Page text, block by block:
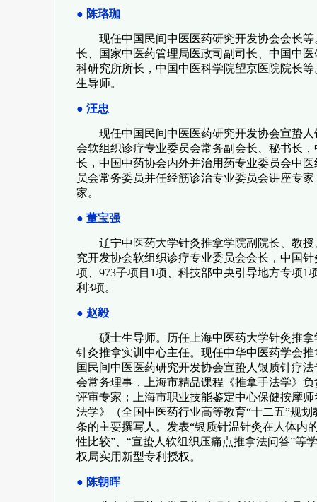
● 陈珞珈
现任中国民间中医医药研究开发协会会长
长、国家中医药管理局医政司副司长、中国中
科研究所所长，中国中医科学院望京医院院长
生导师。
● 汪忠
现任中国民间中医医药研究开发协会宣蛰
会软组织诊疗专业委员会常务副会长、秘书长
长，中国中药协会内外并治用药专业委员会中
员会常务委员并任经筋诊治专业委员会讲座专
家。
● 董宝强
辽宁中医药大学针灸推拿学院副院长、教
究开发协会软组织诊疗专业委员会会长，中国
项、 973子项目 1项、科技部中央引导地方专项1
利 3项。
● 赵毅
硕士生导师。历任上海中医药大学针灸推
针灸推拿实训中心主任。现任中华中医药学会
国民间中医医药研究开发协会宣蛰人银质针疗
会常务理事，上海市精品课程《推拿手法学》
评审专家；上海市职业技能鉴定中心保健按摩
法学》（全国中医药行业高等教育“十二五”规划
条的主要撰写人。发表“银质针温针灸在人体内
性比较”、 “宣蛰人软组织压痛点推拿法问答”等
权局实用新型专利授权。
● 陈朝晖